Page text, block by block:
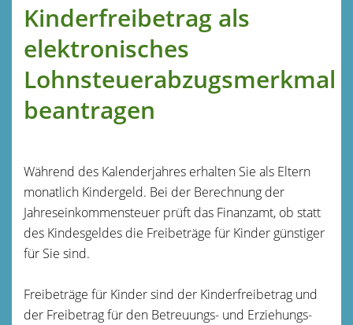
Kinderfreibetrag als
elektronisches
Lohnsteuerabzugsmerkmal
beantragen
Während des Kalenderjahres erhalten Sie als Eltern
monatlich Kindergeld. Bei der Berechnung der
Jahreseinkommensteuer prüft das Finanzamt, ob statt
des Kindesgeldes die Freibeträge für Kinder günstiger
für Sie sind.
Freibeträge für Kinder sind der Kinderfreibetrag und
der Freibetrag für den Betreuungs- und Erziehungs-